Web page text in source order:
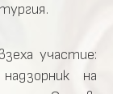
участие:
на